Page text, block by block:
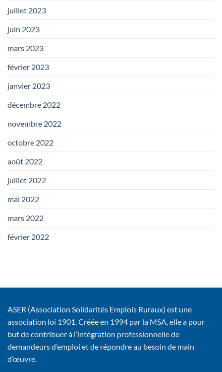
juillet 2023
juin 2023
mars 2023
février 2023
janvier 2023
décembre 2022
novembre 2022
octobre 2022
août 2022
juillet 2022
mai 2022
mars 2022
février 2022
ASER (Association Solidarités Emplois Ruraux) est une
association loi 1901. Créée en 1994 par la MSA, elle a pour
but de contribuer à l’intégration professionnelle de
demandeurs d’emploi et de répondre au besoin de main
d’œuvre.